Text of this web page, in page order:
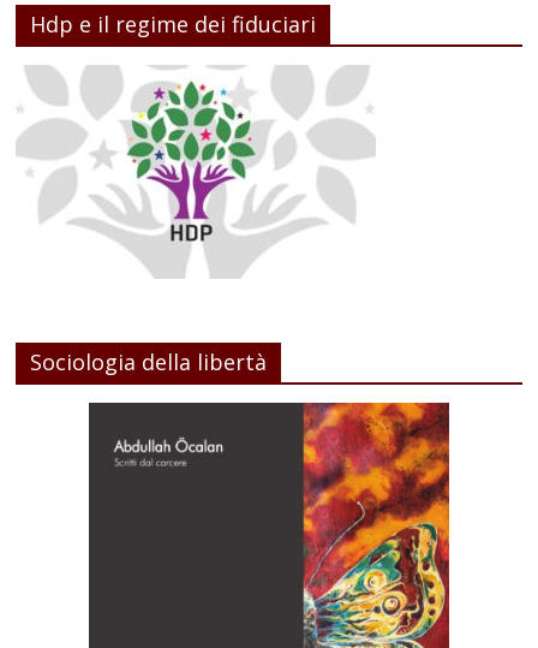
Hdp e il regime dei fiduciari
Sociologia della libertà